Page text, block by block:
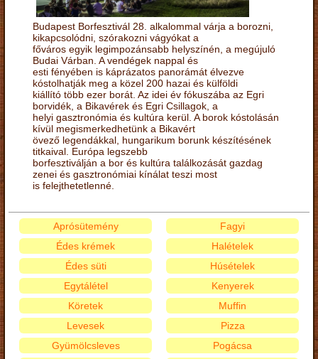
Budapest Borfesztivál 28. alkalommal várja a borozni,
kikapcsolódni, szórakozni vágyókat a
főváros egyik legimpozánsabb helyszínén, a megújuló
Budai Várban. A vendégek nappal és
esti fényében is káprázatos panorámát élvezve
kóstolhatják meg a közel 200 hazai és külföldi
kiállító több ezer borát. Az idei év fókuszába az Egri
borvidék, a Bikavérek és Egri Csillagok, a
helyi gasztronómia és kultúra kerül. A borok kóstolásán
kívül megismerkedhetünk a Bikavért
övező legendákkal, hungarikum borunk készítésének
titkaival. Európa legszebb
borfesztiválján a bor és kultúra találkozását gazdag
zenei és gasztronómiai kínálat teszi most
is felejthetetlenné.
Aprósütemény
Édes krémek
Édes süti
Egytálétel
Fagyi
Halételek
Húsételek
Kenyerek
Köretek
Levesek
Gyümölcsleves
Muffin
Pizza
Pogácsa